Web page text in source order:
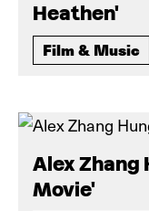
Heathen'
Film & Music
Alex Zhang
Movie'